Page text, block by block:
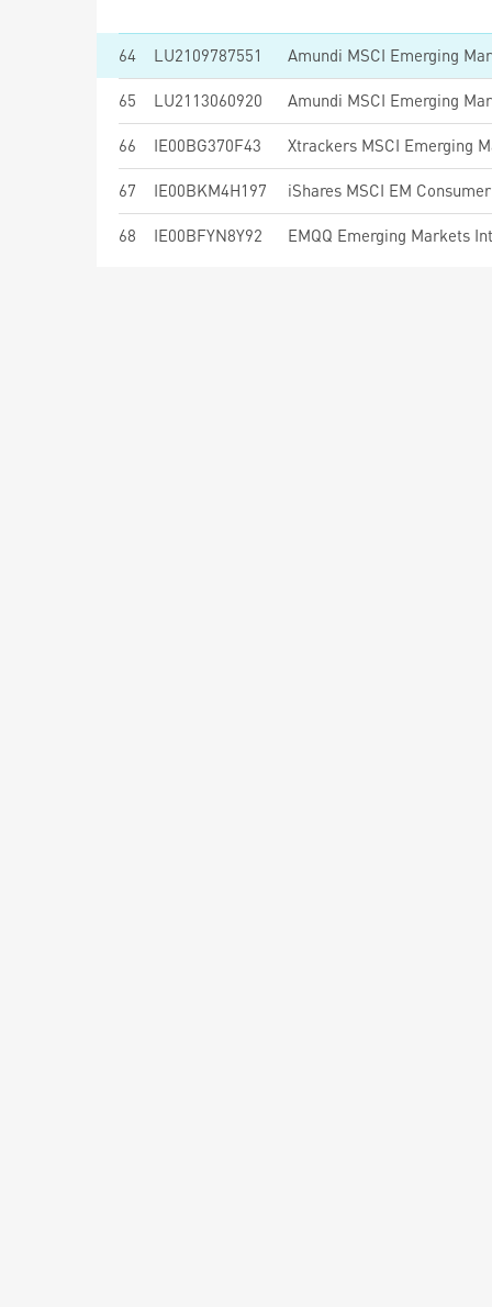
64 LU2109787551
65 LU2113060920 Amundi MSCI Emerging
66 IE00BG370F43 Xtrackers MSCI Emerging
67 IE00BKM4H197 iShares MSCI EM
68 IE00BFYN8Y92 EMQQ Emerging Markets